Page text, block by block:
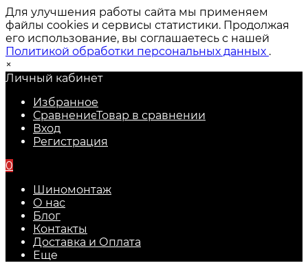
Для улучшения работы сайта мы применяем
файлы cookies и сервисы статистики. Продолжая
его использование, вы соглашаетесь с нашей
Политикой обработки персональных данных .
×
Личный кабинет
Избранное
СравнениеТовар в сравнении
Вход
Регистрация
0
Шиномонтаж
О нас
Блог
Контакты
Доставка и Оплата
Еще